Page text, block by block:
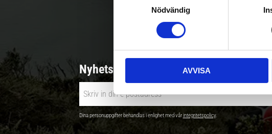
e
s
v
a
Nödvändig
AVVISA
Betala säkert ||
Nyhetsbrev - Ta del av nyheter &
Dina personuppgifter behandlas i enlighet med vårintegritetspolicy.